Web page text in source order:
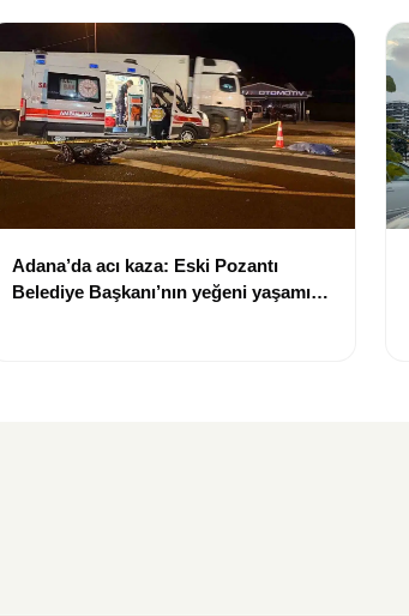
Adana’da acı kaza: Eski Pozantı
Belediye Başkanı’nın yeğeni yaşamını